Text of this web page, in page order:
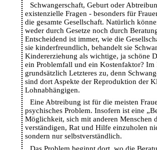
Schwangerschaft, Geburt oder
existenzielle Fragen - besonders für
die gesamte Gesellschaft. Natürlich
weder durch Gesetze noch durch
Entscheidend ist immer, wie die
sie kinderfreundlich, behandelt sie
Kindererziehung als wichtige, ja schöne
ein Problemfall und ein Kostenfaktor?
grundsätzlich Letzteres zu, denn
sind dort Aspekte der Reproduktion der
Lohnabhängigen.
Eine Abtreibung ist für die meisten
psychisches Problem. Insofern ist eine
Möglichkeit, sich mit anderen Menschen
verständigen, Rat und Hilfe einzuholen
sondern nur selbstverständlich.
Das Problem beginnt dort, wo die